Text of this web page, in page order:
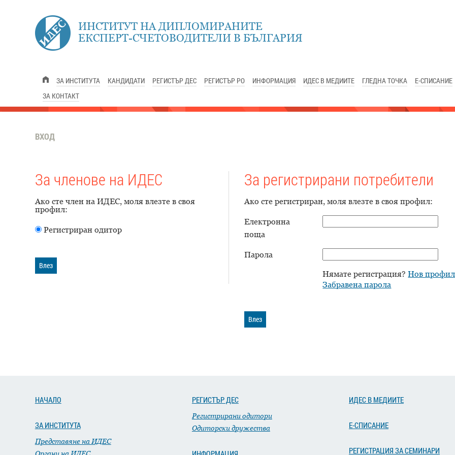
ИНСТИТУТ НА ДИПЛОМИРАНИТЕ
ЕКСПЕРТ-СЧЕТОВОДИТЕЛИ В БЪЛГАРИЯ
ЗА ИНСТИТУТА КАНДИДАТИ РЕГИСТЪР ДЕС РЕГИСТЪР РО ИНФОРМАЦИЯ ИДЕС В МЕДИИТЕ ГЛЕДНА ТОЧКА
Е-СПИСАНИЕ
ЗА КОНТАКТ
ВХОД
За членове на ИДЕС
Ако сте член на ИДЕС, моля влезте в своя
профил:
Регистриран одитор
Влез
За регистрирани потребители
Ако сте регистриран, моля влезте в своя профил:
Електронна
поща
Парола
Нямате регистрация?Нов профил
Забравена парола
Влез
НАЧАЛО
ЗА ИНСТИТУТА
Представяне на ИДЕС
Органи на ИДЕС
РЕГИСТЪР ДЕС
Регистрирани одитори
Одиторски дружества
ИДЕС В МЕДИИТЕ
Е-СПИСАНИЕ
РЕГИСТРАЦИЯ ЗА СЕМИНАРИ